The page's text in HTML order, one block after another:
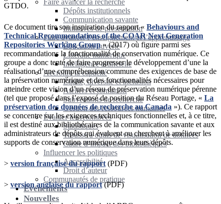
Faire avancer la recherche
Dépôts institutionnels
Communication savante
Initiatives de préservation
Faire avancer l’enseignement et l’apprentissage
Éducation ouverte
Littératie numérique
Intelligence artificielle
Accroître la capacité
Équité, diversité et inclusion
Ateliers et formation
Subventions de recherche
Gestion des ressources humaines
Évaluer les retombées
Statistiques
Trousse à outils de visualisation de données
Cadre d’impact des bibliothèques
Influencer les politiques
Accessibilité
Droit d’auteur
Communautés de pratique
Événements
Nouvelles
GTDO.
Ce document tire son inspiration du rapport « Behaviours and
Technical Recommendations of the COAR Next Generation
Repositories Working Group» (2017) où figure parmi ses
recommandations la fonctionnalité de conservation numérique. Ce
groupe a donc tenté de faire progresser le développement d’une la
réalisation d’une compréhension commune des exigences de base de
la préservation numérique et des fonctionnalités nécessaires pour
atteindre cette vision d’un réseau de préservation numérique pérenne
(tel que proposé dans l’exposé de position du Réseau Portage, « La
préservation des données de recherche au Canada »). Ce rapport
se concentre sur les exigences techniques fonctionnelles et, à ce titre,
il est destiné aux bibliothécaires de la communication savante et aux
administrateurs de dépôts qui évaluent ou cherchent à améliorer les
supports de conservation numérique dans leurs dépôts.
> version française du rapport (PDF)
> version anglaise du rapport(PDF)